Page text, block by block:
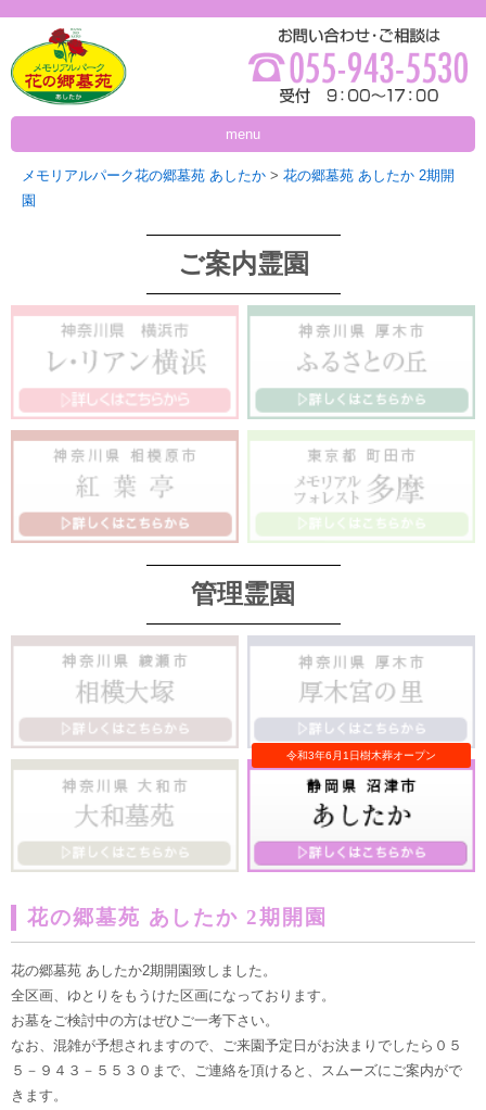
menu
メモリアルパーク花の郷墓苑 あしたか > 花の郷墓苑 あしたか 2期開
園
ご案内霊園
管理霊園
花の郷墓苑 あしたか 2期開園
花の郷墓苑 あしたか2期開園致しました。
全区画、ゆとりをもうけた区画になっております。
お墓をご検討中の方はぜひご一考下さい。
なお、混雑が予想されますので、ご来園予定日がお決まりでしたら０５
５－９４３－５５３０まで、ご連絡を頂けると、スムーズにご案内がで
きます。